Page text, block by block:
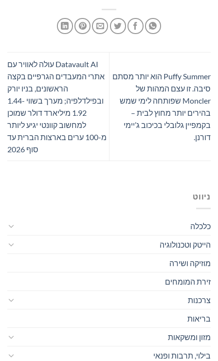
Puffy Summer הוא יותר מסתם
סיבה. זו עצם המהות של
Moncler שפותחה לימי שמש
בהירים יותר מחוץ לבית –
בקמפיין גלובלי בכיכוב ג’יימי
דורנן.
Datavault AI עולה לאוויר עם
אתרי המעבדים הגרפיים בקצה
הראשונים, בניו יורק
ובפילדלפיה; מערך בשווי 1.44-
1.92 מיליארד דולר שמוכן
למחשוב קוונטי יגיע ליותר
מ-100 ערים בארצות הברית עד
סוף 2026
ניווט
כלכלה
הייטק וטכנולוגיה
מוזיקה ושירה
זירת המומחים
צרכנות
בריאות
מזון ומשקאות
בילוי, תרבות ופנאי